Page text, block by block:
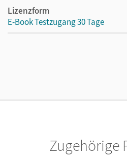
Lizenzform
E-Book Testzugang 30 Tage
von Kuester, Ursula; Schmidt-
Zugehörige